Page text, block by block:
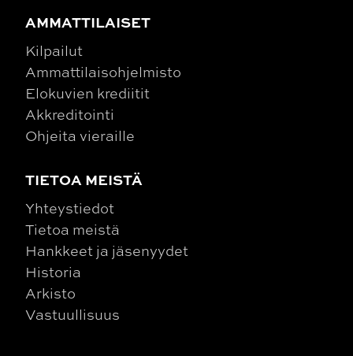
AMMATTILAISET
Kilpailut
Ammattilaisohjelmisto
Elokuvien krediitit
Akkreditointi
Ohjeita vieraille
TIETOA MEISTÄ
Yhteystiedot
Tietoa meistä
Hankkeet ja jäsenyydet
Historia
Arkisto
Vastuullisuus